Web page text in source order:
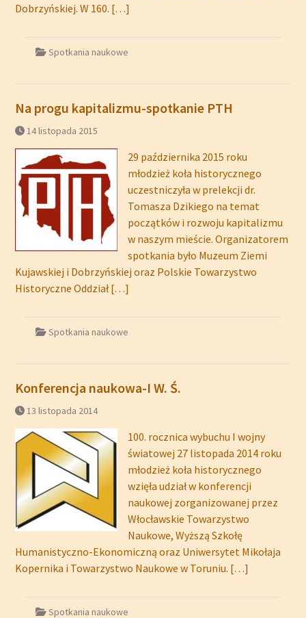
Dobrzyńskiej. W 160. […]
Spotkania naukowe
Na progu kapitalizmu-spotkanie PTH
14 listopada 2015
29 października 2015 roku
młodzież koła historycznego
uczestniczyła w prelekcji dr.
Tomasza Dzikiego na temat
początków i rozwoju kapitalizmu
w naszym mieście. Organizatorem
spotkania było Muzeum Ziemi
Kujawskiej i Dobrzyńskiej oraz Polskie Towarzystwo
Historyczne Oddział[…]
Spotkania naukowe
Konferencja naukowa-I W. Ś.
13 listopada 2014
100. rocznica wybuchu I wojny
światowej 27 listopada 2014 roku
młodzież koła historycznego
wzięła udział w konferencji
naukowej zorganizowanej przez
Włocławskie Towarzystwo
Naukowe, Wyższą Szkołę
Humanistyczno-Ekonomiczną oraz Uniwersytet Mikołaja
Kopernika i Towarzystwo Naukowe w Toruniu. […]
Spotkania naukowe